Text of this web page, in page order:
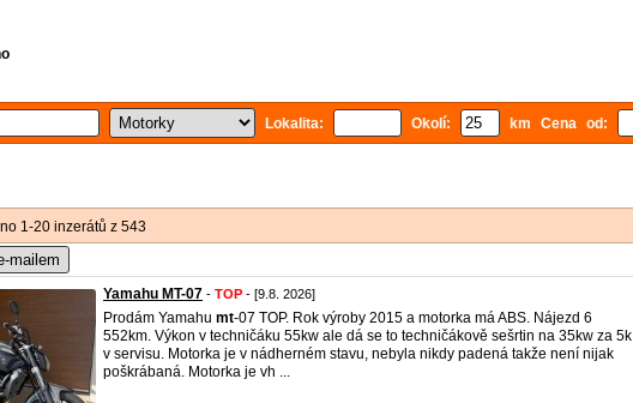
Lokalita: Okolí: km Cena od:
1-20 inzerátů z 543
mailem
Yamahu MT-07 - TOP - [9.8. 2026]
Prodám Yamahu mt-07 TOP. Rok výroby 2015 a motorka má ABS. Nájezd 6
552km. Výkon v techničáku 55kw ale dá se to techničákově sešrtin na 35kw za 5k
v servisu. Motorka je v nádherném stavu, nebyla nikdy padená takže není nijak
poškrábaná. Motorka je vh ...